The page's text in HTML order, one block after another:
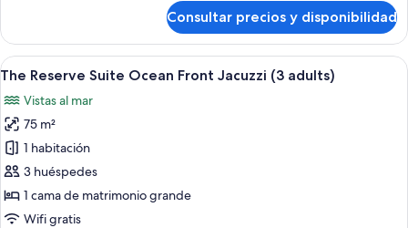
Premium,
vistas
al
turístico
Consultar precios y disponibilidad
Abrir
todas
las
fotos
de
The
Reserve
Suite
Una habitación de hotel moderna
4
The Reserve Suite Ocean Front Jacuzzi (3 adults)
Vistas al mar
75 m²
1 habitación
3 huéspedes
1 cama de matrimonio grande
Wifi gratis